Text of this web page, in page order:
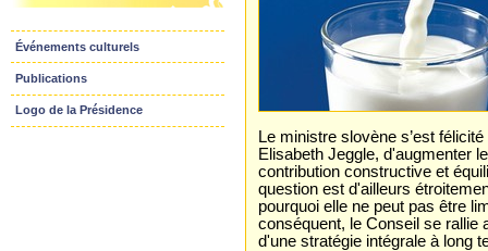
Événements culturels
Publications
Logo de la Présidence
Le ministre slovène s’est
Elisabeth Jeggle, d'augmenter
contribution constructive et
question est d'ailleurs
pourquoi elle ne peut pas être
conséquent, le Conseil se
d'une stratégie intégrale à long